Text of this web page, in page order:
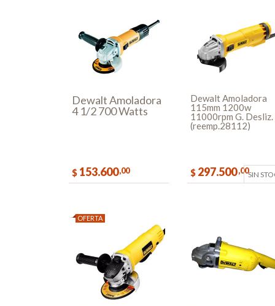
Dewalt Amoladora
4 1/2 700 Watts
$ 153.600,00
Dewalt Amoladora
115mm 1200w
11000rpm G. Desliz.
(reemp.28112)
$ 297.500,00SIN
OFERTA